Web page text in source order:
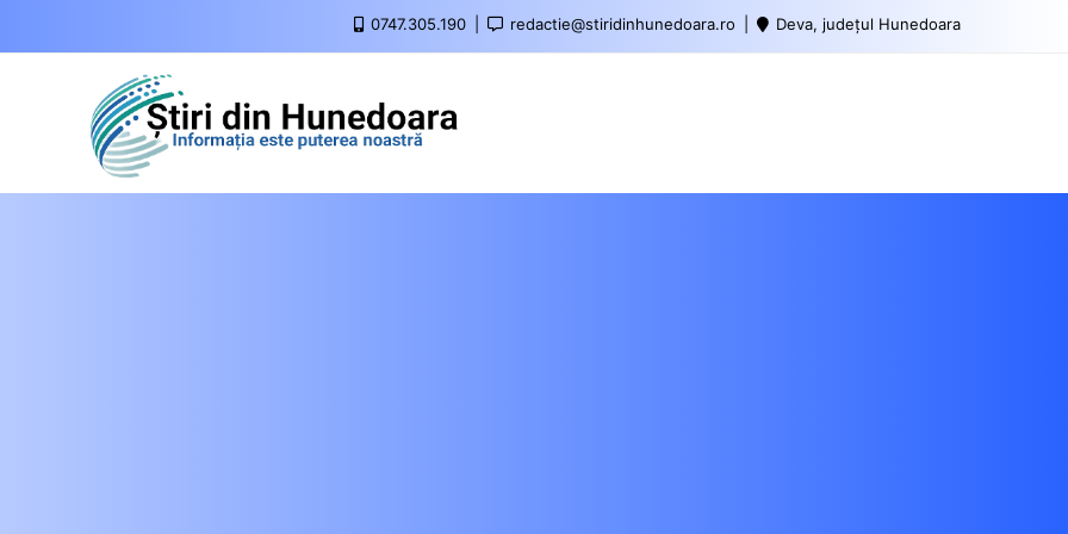
0747.305.190 redactie@stiridinhunedoara.ro Deva, județul Hunedoara